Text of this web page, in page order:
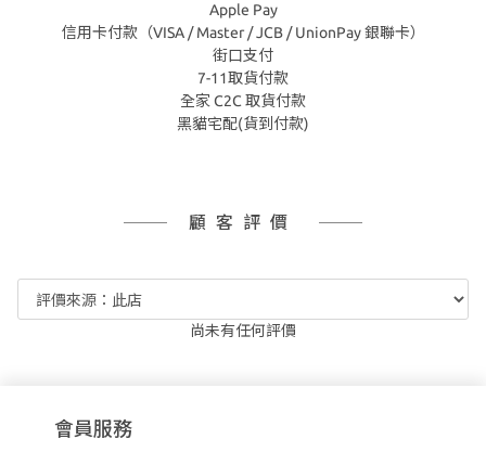
Apple Pay
信用卡付款（VISA / Master / JCB / UnionPay 銀聯卡）
街口支付
7-11取貨付款
全家 C2C 取貨付款
黑貓宅配(貨到付款)
顧客評價
尚未有任何評價
會員服務